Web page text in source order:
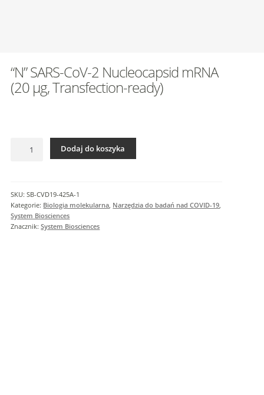
“N” SARS-CoV-2 Nucleocapsid mRNA
(20 µg, Transfection-ready)
2
Nucleocapsid
mRNA
(20
Dodaj do koszyka
SKU:SB-CVD19-425A-1
Kategorie: Biologia molekularna Narzędzia do badań nad COVID-19
System Biosciences
Znacznik:System Biosciences